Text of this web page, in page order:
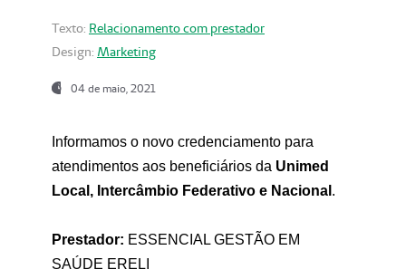
Texto: Relacionamento com prestador
Design: Marketing
04 de maio, 2021
Informamos o novo credenciamento para
atendimentos aos beneficiários da Unimed
Local, Intercâmbio Federativo e Nacional .
Prestador: ESSENCIAL GESTÃO EM
SAÚDE ERELI